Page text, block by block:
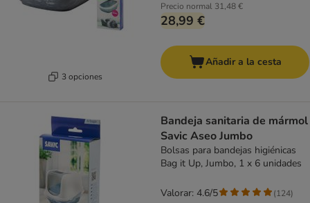
3 opciones
Precio normal 31,48 €
28,99 €
Añadir a la cesta
Bandeja sanitaria de mármol
Savic Aseo Jumbo
Bolsas para bandejas higiénicas
Bag it Up, Jumbo, 1 x 6 unidades
Valorar: 4.6/5 (124)